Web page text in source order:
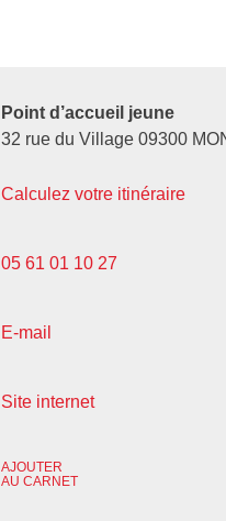
Point d’accueil jeune
32 rue du Village 09300
Calculez votre itinéraire
05 61 01 10 27
E-mail
Site internet
AJOUTER
AU CARNET